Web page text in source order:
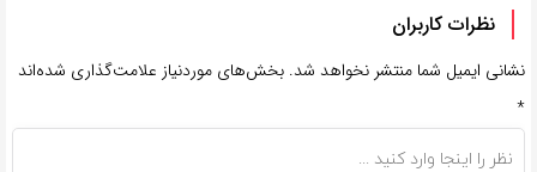
نظرات کاربران
نشانی ایمیل شما منتشر نخواهد شد. بخش‌های موردنیاز علامت‌گذاری شده‌اند
*